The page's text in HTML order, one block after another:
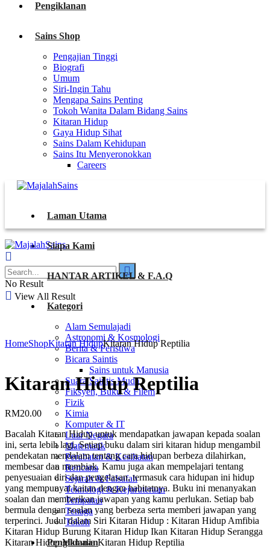
Pengiklanan
Sains Shop
Pengajian Tinggi
Biografi
Umum
Siri-Ingin Tahu
Mengapa Sains Penting
Tokoh Wanita Dalam Bidang Sains
Kitaran Hidup
Gaya Hidup Sihat
Sains Dalam Kehidupan
Sains Itu Menyeronokkan
Careers
Laman Utama
Siapa Kami
HANTAR ARTIKEL & F.A.Q
Kategori
Alam Semulajadi
Astronomi & Kosmologi
Berita & Peristiwa
Bicara Saintis
Sains untuk Manusia
Suara Saintis Muda
Fiksyen, Buku & Filem
Fizik
Kimia
Komputer & IT
Luar Negara
Matematik
Perubatan & Kesihatan
Rencana
Sejarah & Falsafah
Teknologi & Kejuruteraan
Tempatan
Tenaga
Tokoh
Pengiklanan
No Result
View All Result
HomeShopKitaran HidupKitaran Hidup Reptilia
Kitaran Hidup Reptilia
RM20.00
Bacalah Kitaran Hidup untuk mendapatkan jawapan kepada soalan
ini, serta lebih lagi. Setiap buku dalam siri kitaran hidup mengambil
pendekatan mendalam tentang cara hidupan berbeza dilahirkan,
membesar dan membiak. Kamu juga akan mempelajari tentang
penyesuaian diri dan pengelasan, termasuk cara hidupan ini hidup
yang mempunyai kaitan dengan habitatnya. Buku ini menanyakan
soalan dan memberikan jawapan yang kamu perlukan. Setiap bab
bermula dengan soalan yang berbeza serta memberi jawapan yang
terperinci. Judul dalam Siri Kitaran Hidup : Kitaran Hidup Amfibia
Kitaran Hidup Burung Kitaran Hidup Ikan Kitaran Hidup Serangga
Kitaran Hidup Mamalia Kitaran Hidup Reptilia